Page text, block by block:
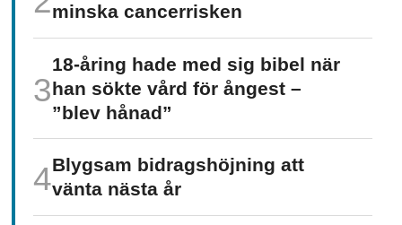
minska cancer­risken
18-åring hade med sig bibel när
han sökte vård för ångest –
”blev hånad”
Blygsam bidrags­höjning att
vänta nästa år